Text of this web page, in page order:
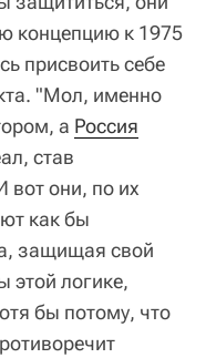
концепцию к 1975
присвоить себе
"Мол, именно
а Россия
став
вот они, по их
как бы
защищая свой
этой логике,
бы потому, что